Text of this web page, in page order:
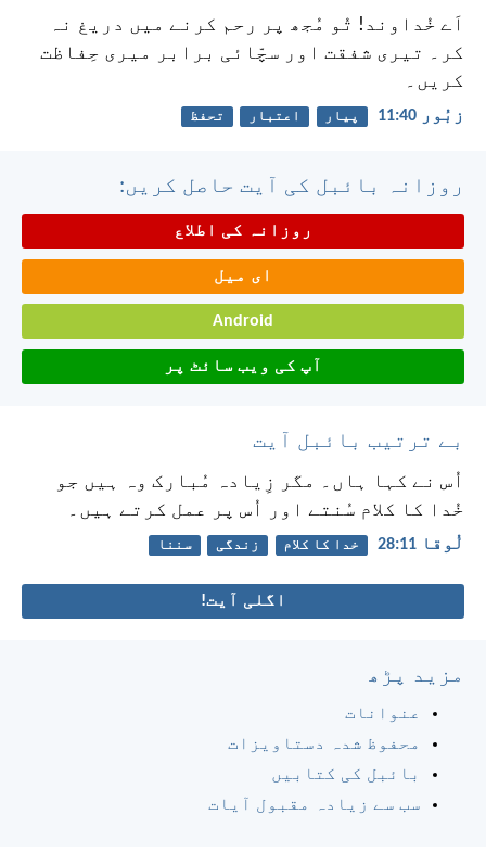
اَے خُداوند! تُو مُجھ پر رحم کرنے میں دریغ نہ
کر۔ تیری شفقت اور سچّائی برابر میری حِفاظت
کریں۔
زبُور 40:‏11 پیار اعتبار تحفظ
روزانہ بائبل کی آیت حاصل کریں:
روزانہ کی اطلاع
ای میل
Android
آپ کی ویب سائٹ پر
بے ترتیب بائبل آیت
اُس نے کہا ہاں۔ مگر زِیادہ مُبارک وہ ہیں جو
خُدا کا کلام سُنتے اور اُس پر عمل کرتے ہیں۔
لُوقا 11:‏28 خدا کا کلام زندگی سننا
اگلی آیت!
مزید پڑھ
عنوانات
محفوظ شدہ دستاویزات
بائبل کی کتابیں
سب سے زیادہ مقبول آیات